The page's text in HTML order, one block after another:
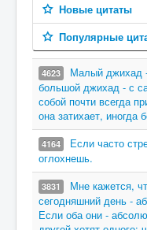
Новые цитаты
Популярные
4623
Малый джихад
большой джихад - с
собой почти всегда
она затихает, иногда
4164
Если часто
оглохнешь.
3831
Мне кажется,
сегодняшний день -
Если оба они -